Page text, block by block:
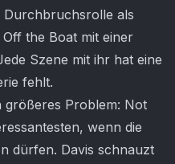
Durchbruchsrolle als
the Boat mit einer
Szene mit ihr hat eine
fehlt.
Problem: Not
wenn die
dürfen. Davis schnauzt